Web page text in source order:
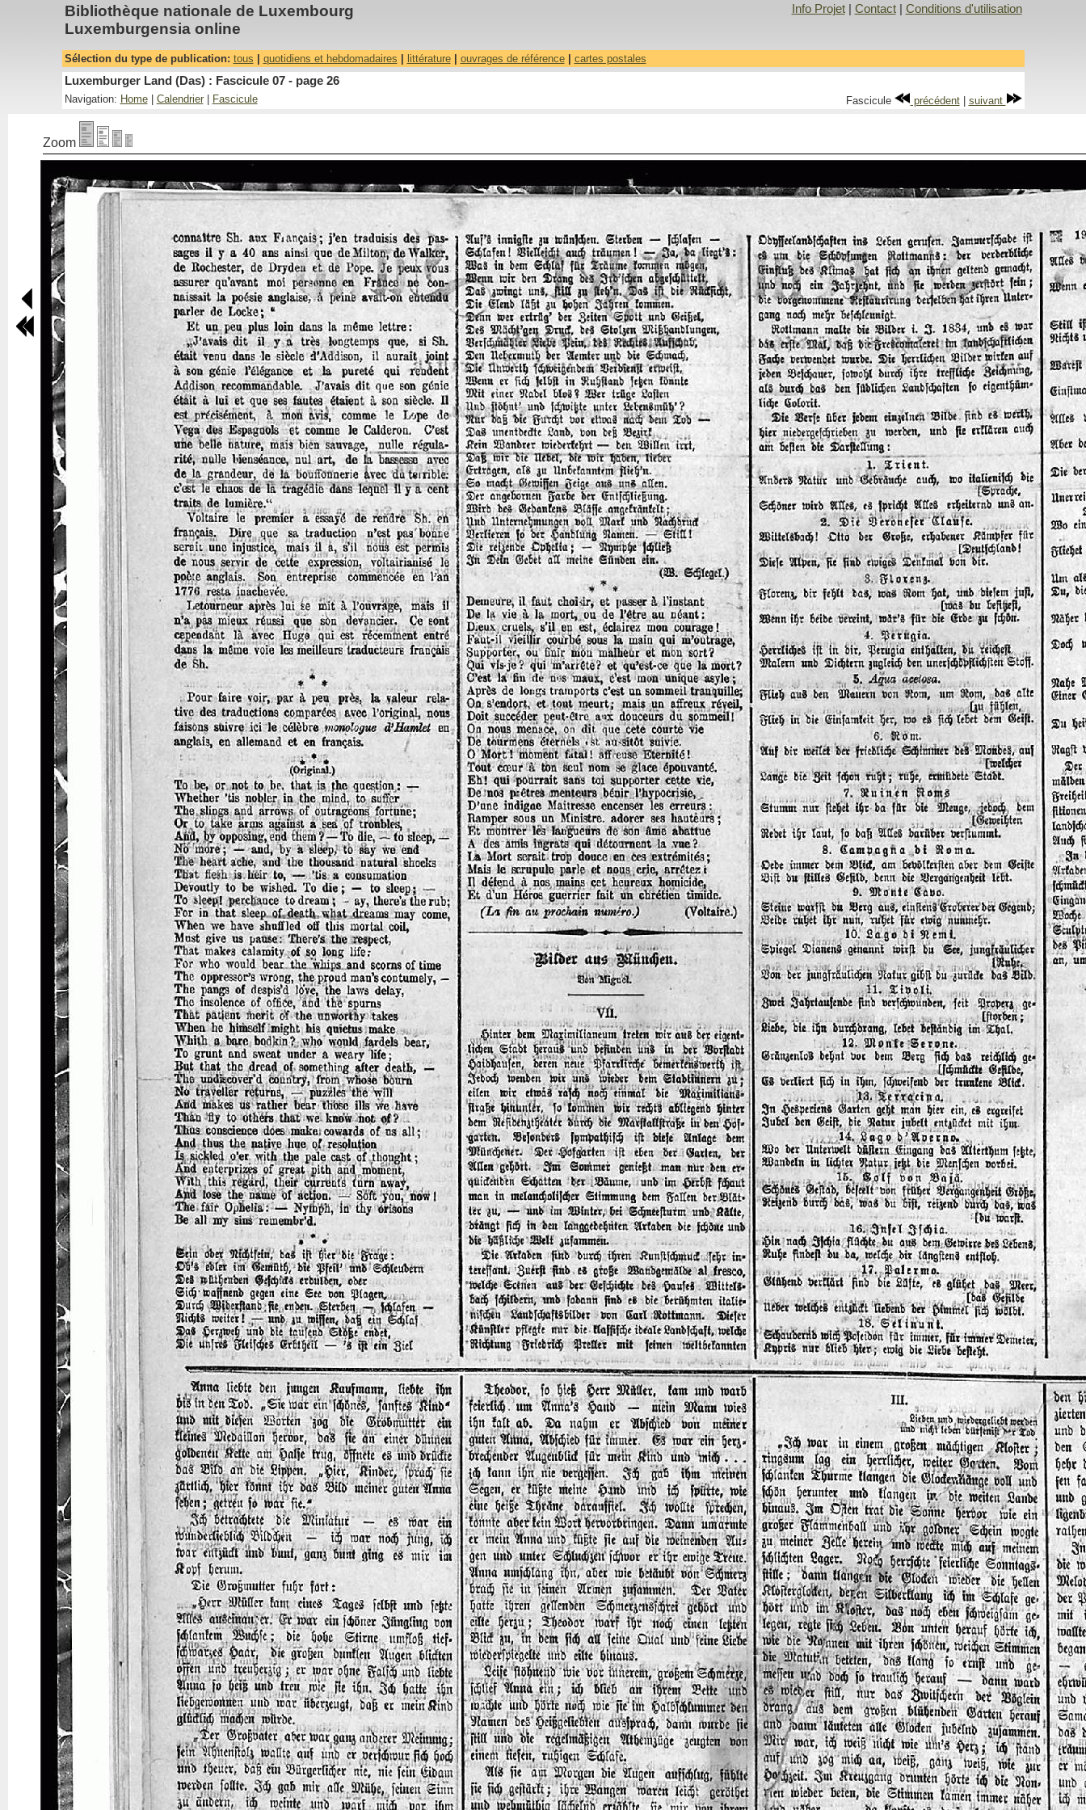
Bibliothèque nationale de Luxembourg
Luxemburgensia online
Info Projet| Contact| Conditions d'utilisation
Sélection du type de publication: tous quotidiens et hebdomadaires littérature| ouvrages de référence| cartes postales
Luxemburger Land (Das) : Fascicule 07 - page 26
Navigation: Home| Calendrier| Fascicule Fascicule précédent| suivant
Zoom